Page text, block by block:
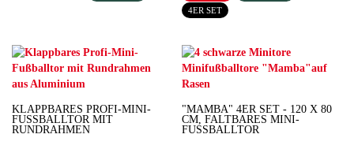
KLAPPBARES PROFI-MINI-
FUSSBALLTOR MIT R
UNDRAHMEN
4ER SET
"MAMBA" 4ER SET - 120 X 80
CM, FALTBARES MINI-
FUSSBALLTOR